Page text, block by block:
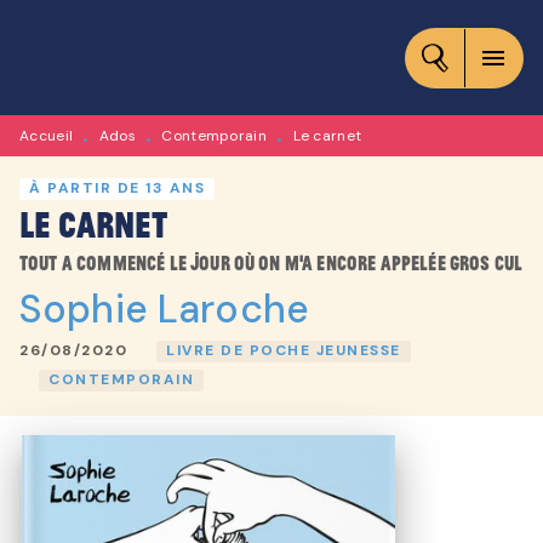
CONTENU
menu
Accueil • Ados • Contemporain • Le carnet
À PARTIR DE 13 ANS
Le carnet
Tout a commencé le jour où on m'a encore appelée Gros Cul
Sophie Laroche
26/08/2020
LIVRE DE POCHE JEUNESSE
CONTEMPORAIN